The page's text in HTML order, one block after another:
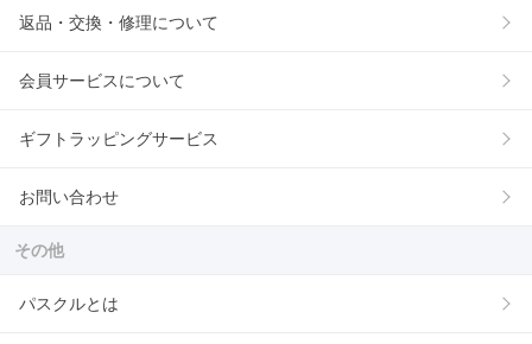
返品・交換・修理について
会員サービスについて
ギフトラッピングサービス
お問い合わせ
その他
パスクルとは